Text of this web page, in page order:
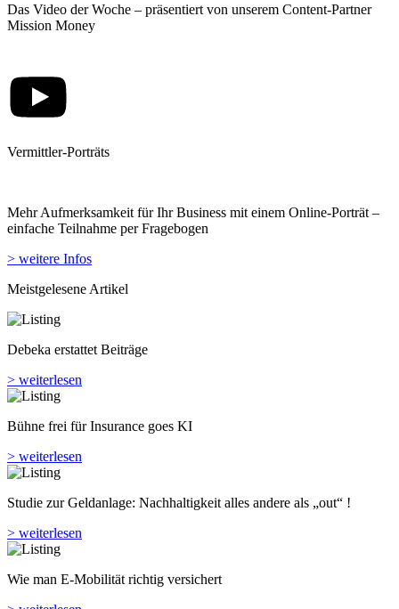
Das Video der Woche – präsentiert von unserem Content-Partner
Mission Money
Vermittler-Porträts
Mehr Aufmerksamkeit für Ihr Business mit einem Online-Porträt –
einfache Teilnahme per Fragebogen
> weitere Infos
Meistgelesene Artikel
Debeka erstattet Beiträge
> weiterlesen
Bühne frei für Insurance goes KI
> weiterlesen
Studie zur Geldanlage: Nachhaltigkeit alles andere als „out“ !
> weiterlesen
Wie man E-Mobilität richtig versichert